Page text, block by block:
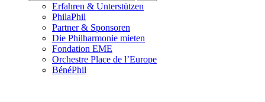
Erfahren & Unterstützen
PhilaPhil
Partner & Sponsoren
Die Philharmonie mieten
Fondation EME
Orchestre Place de l’Europe
BénéPhil